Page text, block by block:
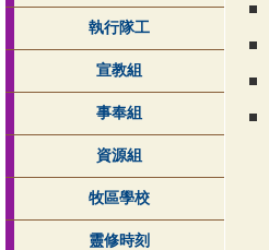
執行隊工
宣教組
事奉組
資源組
牧區學校
靈修時刻